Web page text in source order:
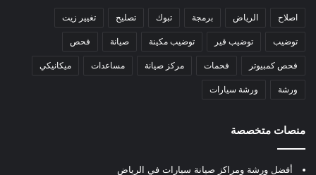
اصلاح الرياض برمجة تبوك تصليح تغيير زيت
توضيب توضيب قير توضيب مكينة صيانة فحص
فحص كمبيوتر فحمات مركز صيانة مساعدات ميكانيكي
ورشة ورشة سيارات
منصات متخصصة
أفضل ورشة ومراكز صيانة سيارات في الرياض